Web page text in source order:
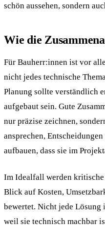
schön aussehen, sondern
Wie die
Für Bauherr:innen ist vor
nicht jedes technische
Planung sollte verständlich
aufgebaut sein. Gute
nur präzise zeichnen,
ansprechen,
aufbauen, dass sie im
Im Idealfall werden
Blick auf Kosten,
bewertet. Nicht jede Lösung
weil sie technisch machbar